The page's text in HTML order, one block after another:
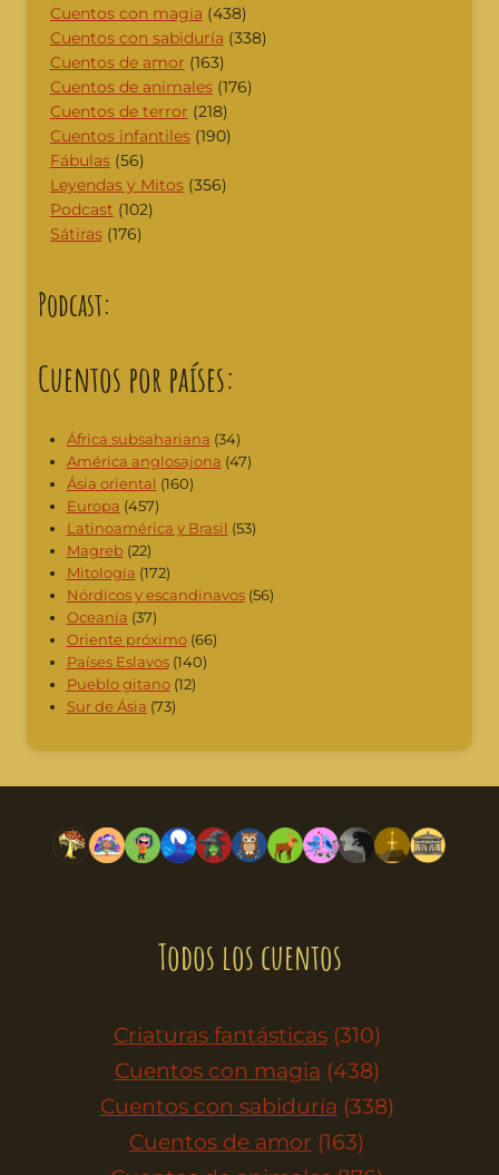
Cuentos con magia (438)
Cuentos con sabiduría (338)
Cuentos de amor (163)
Cuentos de animales(176)
Cuentos de terror (218)
Cuentos infantiles(190)
Fábulas(56)
Leyendas y Mitos(356)
Podcast (102)
Sátiras(176)
Podcast:
Cuentos por países:
África subsahariana (34)
América anglosajona (47)
Ásia oriental (160)
Europa (457)
Latinoamérica y Brasil (53)
Magreb (22)
Mitología (172)
Nórdicos y escandinavos(56)
Oceanía (37)
Oriente próximo(66)
Países Eslavos(140)
Pueblo gitano(12)
Sur de Ásia (73)
Todos los cuentos
Criaturas fantásticas (310)
Cuentos con magia (438)
Cuentos con sabiduría (338)
Cuentos de amor (163)